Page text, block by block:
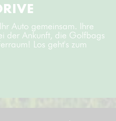
Auto gemeinsam. Ihre
der Ankunft, die Golfbags
Los geht's zum